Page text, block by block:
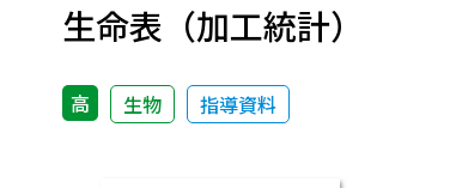
生命表（加工統計）
高 生物 指導資料